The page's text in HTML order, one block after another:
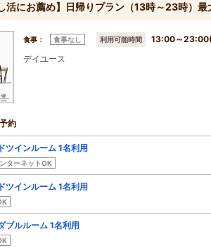
活にお薦め】日帰りプラン（13時～23時）
食事： 食事なし 利用可能時間
13:00～23:00(
デイユース
約
インルーム 1名利用
ターネットOK
インルーム 1名利用
ルルーム 1名利用